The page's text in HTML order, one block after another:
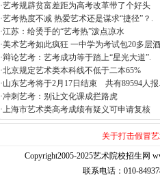
·艺考规辟贫富差距为高考改革带了个好头
·艺考热度不减 热爱艺术还是谋求“捷径”？.
·江苏：给烫手的“艺考热”泼点凉水
·美术艺考如此疯狂 一中学为考试包20多层
·辩论艺考：艺考成功等于踏上“星光大道”.
·北京规定艺术类本科线不低于二本65%
·山东艺考将于2月17日结束 共有89594人报.
·冲刺艺考：别让文化课成拦路虎
·上海市艺术类高考成绩有疑义可申请复核
关于打击假冒
Copyright2005-2025艺术院校招生网
联系电话：010-